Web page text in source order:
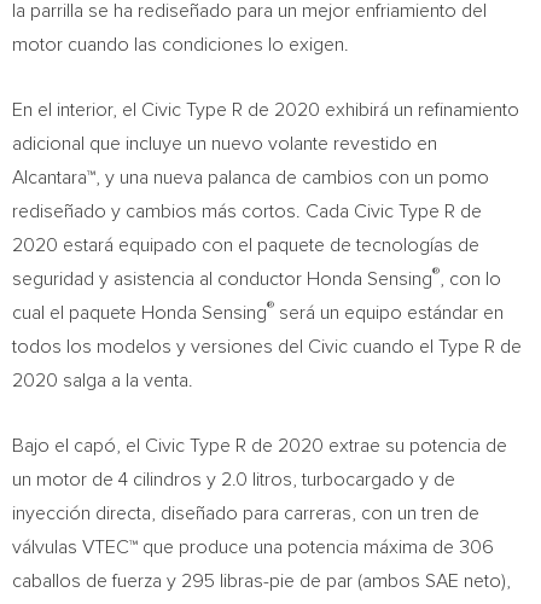
la parrilla se ha rediseñado para un mejor enfriamiento del
motor cuando las condiciones lo exigen.
En el interior, el Civic Type R de 2020 exhibirá un refinamiento
adicional que incluye un nuevo volante revestido en
Alcantara™, y una nueva palanca de cambios con un pomo
rediseñado y cambios más cortos. Cada Civic Type R de
2020 estará equipado con el paquete de tecnologías de
seguridad y asistencia al conductor Honda Sensing®
, con lo
cual el paquete Honda Sensing® será un equipo estándar en
todos los modelos y versiones del Civic cuando el Type R de
2020 salga a la venta.
Bajo el capó, el Civic Type R de 2020 extrae su potencia de
un motor de 4 cilindros y 2.0 litros, turbocargado y de
inyección directa, diseñado para carreras, con un tren de
válvulas VTEC™ que produce una potencia máxima de 306
caballos de fuerza y 295 libras-pie de par (ambos SAE neto),